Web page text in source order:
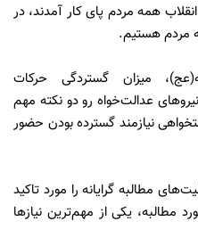
همه مردم پای کار آمدند، در
مردم هستیم.
میزان گستردگی حرکات
عدالت‌خواه رو دو نکته مهم
نیازمند گسترده بودن حضور
مطالبه گرایانه را مورد تاکید
مطالبه، یکی از مهم‌ترین نیازها